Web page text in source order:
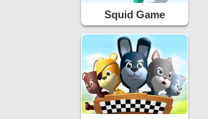
Squid Game